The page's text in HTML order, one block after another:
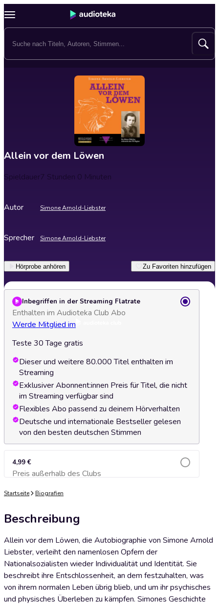
Allein vor dem Löwen
Spieldauer7 Stunden 0 Minuten
Autor Simone Arnold-Liebster
Sprecher Simone Arnold-Liebster
Hörprobe anhören Zu Favoriten hinzufügen
Inbegriffen in der Streaming Flatrate
Enthalten im Audioteka Club Abo
Werde Mitglied im
Teste 30 Tage gratis
Dieser und weitere 80.000 Titel enthalten im
Streaming
Exklusiver Abonnent:innen Preis für Titel, die nicht
im Streaming verfügbar sind
Flexibles Abo passend zu deinem Hörverhalten
Deutsche und internationale Bestseller gelesen
von den besten deutschen Stimmen
4,99 €
Preis außerhalb des ClubsZum Warenkorb hinzufügen
Startseite Biografien
Beschreibung
Allein vor dem Löwen, die Autobiographie von Simone Arnold
Liebster, verleiht den namenlosen Opfern der
Nationalsozialisten wieder Individualität und Identität. Sie
beschreibt ihre Entschlossenheit, an dem festzuhalten, was
von ihrem normalen Leben übrig blieb, und um ihr psychisches
und physisches Überleben zu kämpfen. Simones Geschichte